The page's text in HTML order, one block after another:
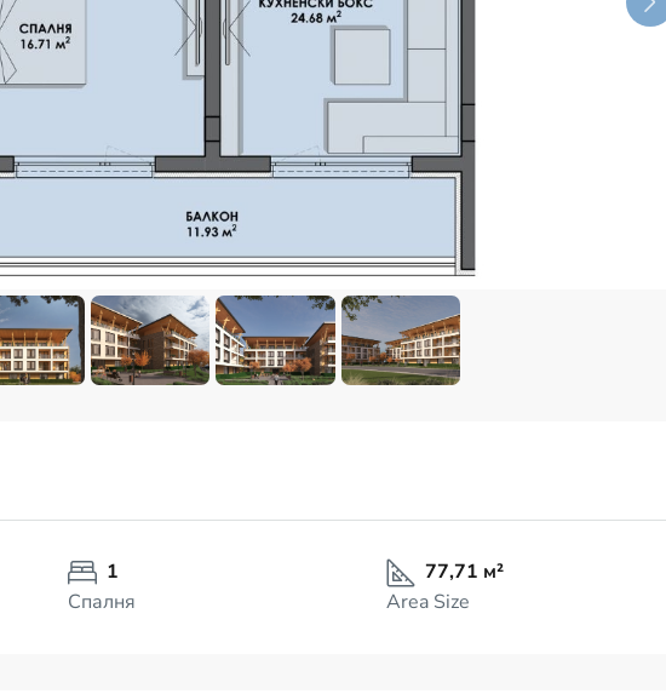
1
Спалня
77,71 м²
Area Size